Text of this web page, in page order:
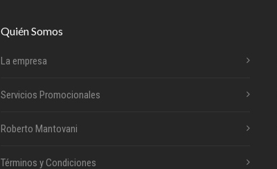
Quién Somos
La empresa
Servicios Promocionales
Roberto Mantovani
Términos y Condiciones